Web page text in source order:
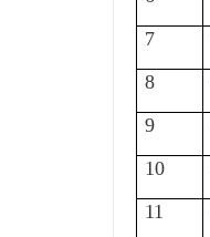
7
8
9
10
11